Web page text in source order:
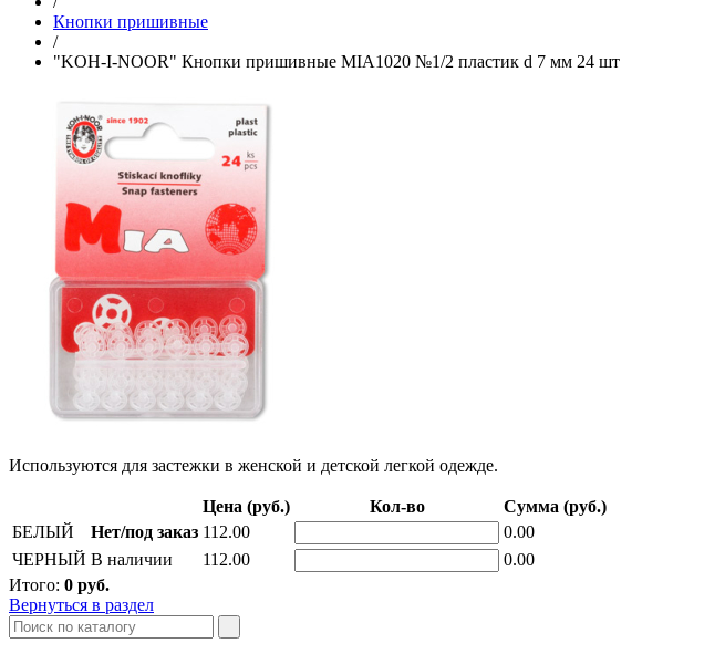
Кнопки пришивные
/
"KOH-I-NOOR" Кнопки пришивные MIA1020 №1/2 пластик d 7 мм 24 шт
Используются для застежки в женской и детской легкой одежде.
Цена (руб.) Кол-во
Сумма (руб.)
БЕЛЫЙ
Нет/под заказ 112.00
0.00
ЧЕРНЫЙ В наличии 112.00
0.00
Итого: 0 руб.
Вернуться в раздел